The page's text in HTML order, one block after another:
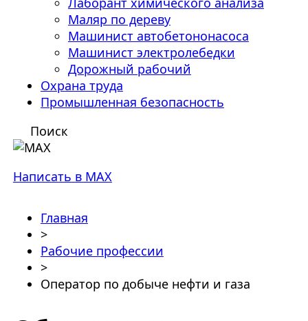
Маляр по дереву
Машинист автобетононасоса
Машинист электролебедки
Дорожный рабочий
Охрана труда
Промышленная безопасность
Поиск
Написать в MAX
Главная
>
Рабочие профессии
>
Оператор по добыче нефти и газа